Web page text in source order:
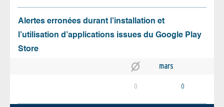
Alertes erronées durant l’installation et
l’utilisation d’applications issues du Google Play
Store
mars
0 0